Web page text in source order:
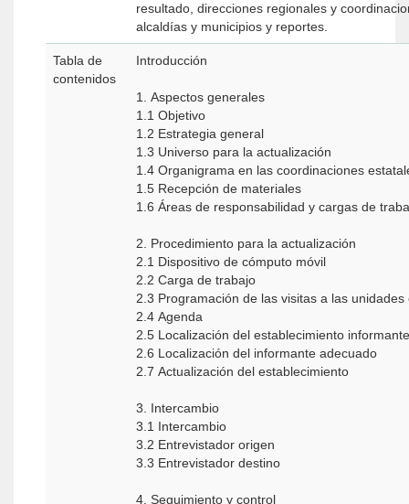
resultado, direcciones regionales y
alcaldías y municipios y reportes.
Tabla de
contenidos
Introducción
1. Aspectos generales
1.1 Objetivo
1.2 Estrategia general
1.3 Universo para la actualización
1.4 Organigrama en las coordinaciones
1.5 Recepción de materiales
1.6 Áreas de responsabilidad y cargas de
2. Procedimiento para la actualización
2.1 Dispositivo de cómputo móvil
2.2 Carga de trabajo
2.3 Programación de las visitas a las unidades
2.4 Agenda
2.5 Localización del establecimiento informante
2.6 Localización del informante adecuado
2.7 Actualización del establecimiento
3. Intercambio
3.1 Intercambio
3.2 Entrevistador origen
3.3 Entrevistador destino
4. Seguimiento y control